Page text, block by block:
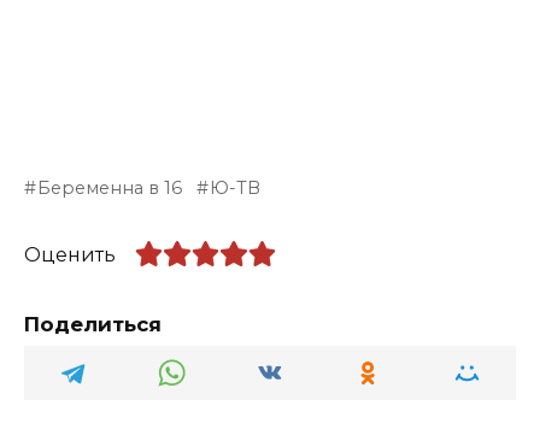
Беременна в 16 Ю-ТВ
Оценить
Поделиться